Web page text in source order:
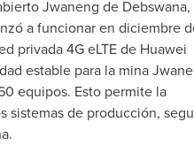
Jwaneng de Debswana,
a funcionar en diciembre
privada 4G eLTE de Huawei
estable para la mina
equipos. Esto permite la
sistemas de producción,